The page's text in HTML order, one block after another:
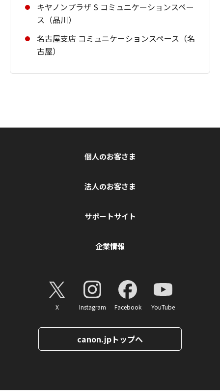
キヤノンプラザ S コミュニケーションスペー
ス（品川）
名古屋支店 コミュニケーションスペース（名
古屋）
個人のお客さま
法人のお客さま
サポートサイト
企業情報
X Instagram Facebook YouTube
canon.jpトップへ